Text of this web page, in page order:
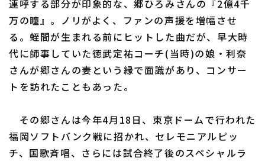
連呼する部分が印象的な、郷ひろみさんの『2億4千
万の瞳』。ノリがよく、ファンの声援を増幅させ
る。蛭間が生まれる前にヒットした曲だが、早大時
代に師事していた徳武定祐コーチ(当時)の娘・利奈
さんが郷さんの妻という縁で面識があり、コンサー
トを訪れたこともあった。
その郷さんは今年4月18日、東京ドームで行われた
福岡ソフトバンク戦に招かれ、セレモニアルピッ
チ、国歌斉唱、さらには試合終了後のスペシャルラ